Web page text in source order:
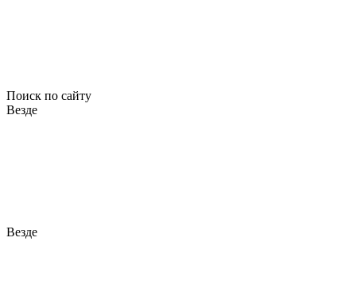
Поиск по сайту
Везде
Везде